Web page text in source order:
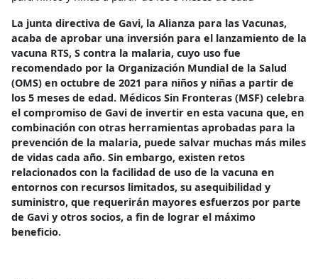
La junta directiva de Gavi, la Alianza para las Vacunas,
acaba de aprobar una inversión para el lanzamiento de la
vacuna RTS, S contra la malaria, cuyo uso fue
recomendado por la Organización Mundial de la Salud
(OMS) en octubre de 2021 para niños y niñas a partir de
los 5 meses de edad. Médicos Sin Fronteras (MSF) celebra
el compromiso de Gavi de invertir en esta vacuna que, en
combinación con otras herramientas aprobadas para la
prevención de la malaria, puede salvar muchas más miles
de vidas cada año. Sin embargo, existen retos
relacionados con la facilidad de uso de la vacuna en
entornos con recursos limitados, su asequibilidad y
suministro, que requerirán mayores esfuerzos por parte
de Gavi y otros socios, a fin de lograr el máximo
beneficio.